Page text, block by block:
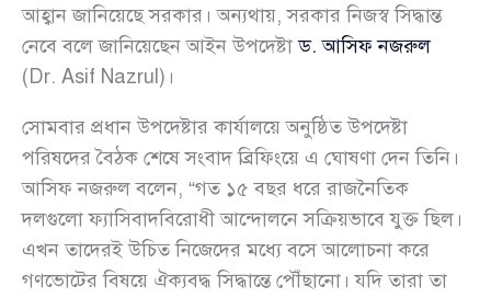
আহ্বান জানিয়েছে সরকার। অন্যথায়, সরকার নিজস্ব সিদ্ধান্ত
নেবে বলে জানিয়েছেন আইন উপদেষ্টাড. আসিফ নজরুল
(Dr. Asif Nazrul)।
সোমবার প্রধান উপদেষ্টার কার্যালয়ে অনুষ্ঠিত উপদেষ্টা
পরিষদের বৈঠক শেষে সংবাদ ব্রিফিংয়ে এ ঘোষণা দেন তিনি।
আসিফ নজরুল বলেন, “গত ১৫ বছর ধরে রাজনৈতিক
দলগুলো ফ্যাসিবাদবিরোধী আন্দোলনে সক্রিয়ভাবে যুক্ত ছিল।
এখন তাদেরই উচিত নিজেদের মধ্যে বসে আলোচনা করে
গণভোটের বিষয়ে ঐক্যবদ্ধ সিদ্ধান্তে পৌঁছানো। যদি তারা তা